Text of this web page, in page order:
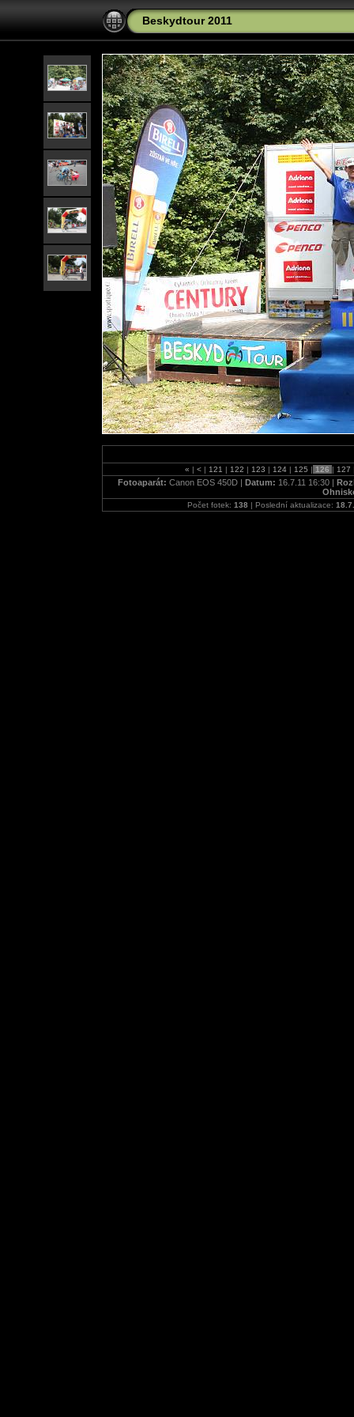
Beskydtour 2011
« | < | 121 | 122 | 123 | 124 | 125 | 126 | 127
Fotoaparát: Canon EOS 450D | Datum: 16.7.11 16:30 |
Počet fotek: 138 | Poslední aktualizace: